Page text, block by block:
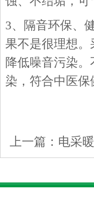
3、隔音环保、
果不是很理想
降低噪音污染
染，符合中医
上一篇： 电采